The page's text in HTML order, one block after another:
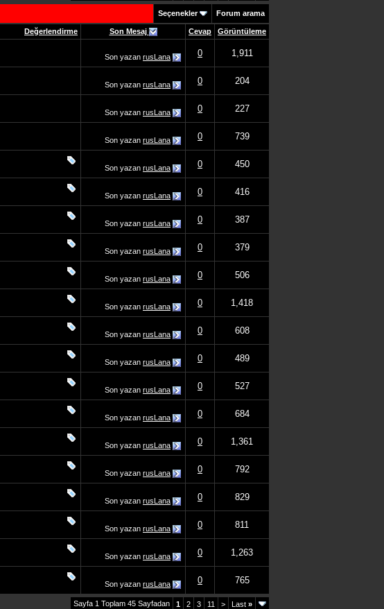
Seçenekler Forum arama
Değerlendirme Son Mesaj Cevap Görüntüleme
Son yazan rusLana 0 1,911
Son yazan rusLana 0 204
Son yazan rusLana 0 227
Son yazan rusLana 0 739
Son yazan rusLana 0 450
Son yazan rusLana 0 416
Son yazan rusLana 0 387
Son yazan rusLana 0 379
Son yazan rusLana 0 506
Son yazan rusLana 0 1,418
Son yazan rusLana 0 608
Son yazan rusLana 0 489
Son yazan rusLana 0 527
Son yazan rusLana 0 684
Son yazan rusLana 0 1,361
Son yazan rusLana 0 792
Son yazan rusLana 0 829
Son yazan rusLana 0 811
Son yazan rusLana 0 1,263
Son yazan rusLana 0 765
Sayfa 1 Toplam 45 Sayfadan 1 2 3 11 > Last »